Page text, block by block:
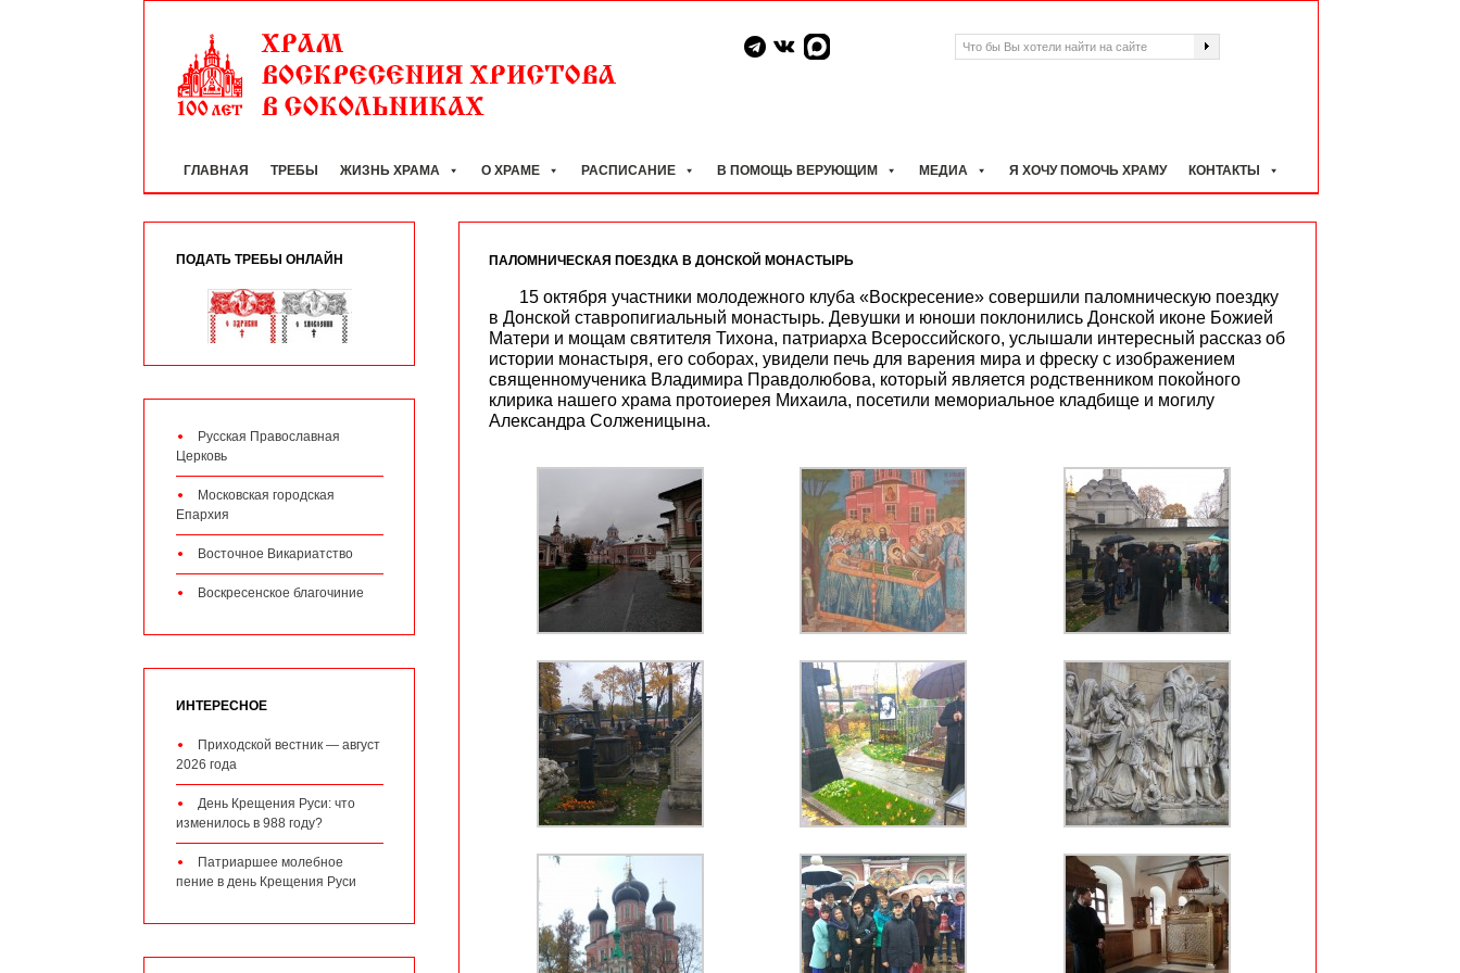
ГЛАВНАЯ ТРЕБЫ ЖИЗНЬ ХРАМА О ХРАМЕ РАСПИСАНИЕ В ПОМОЩЬ ВЕРУЮЩИМ МЕДИА Я ХОЧУ ПОМОЧЬ ХРАМУ КОНТАКТЫ
ПАЛОМНИЧЕСКАЯ ПОЕЗДКА В ДОНСКОЙ МОНАСТЫРЬ
15 октября участники молодежного клуба «Воскресение» совершили паломническую поездку
в Донской cтавропигиальный монастырь. Девушки и юноши поклонились Донской иконе Божией
Матери и мощам святителя Тихона, патриарха Всероссийского, услышали интересный рассказ об
истории монастыря, его соборах, увидели печь для варения мира и фреску с изображением
священномученика Владимира Правдолюбова, который является родственником покойного
клирика нашего храма протоиерея Михаила, посетили мемориальное кладбище и могилу
Александра Солженицына.
ПОДАТЬ ТРЕБЫ ОНЛАЙН
Русская Православная
Церковь
Московская городская
Епархия
Восточное Викариатство
Воскресенское благочиние
ИНТЕРЕСНОЕ
Приходской вестник — август
2026 года
День Крещения Руси: что
изменилось в 988 году?
Патриаршее молебное
пение в день Крещения Руси